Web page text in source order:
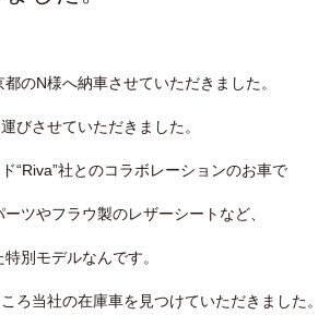
のN様へ納車させていただきました。
びさせていただきました。
“Riva”社とのコラボレーションのお車で
ツやフラウ製のレザーシートなど、
別モデルなんです。
ろ当社の在庫車を見つけていただきました。